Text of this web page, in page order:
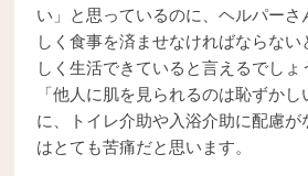
い」と思っているのに、ヘルパー
しく食事を済ませなければならな
しく生活できていると言えるでしょ
「他人に肌を見られるのは恥ずか
に、トイレ介助や入浴介助に配慮が
はとても苦痛だと思います。